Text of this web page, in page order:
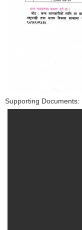
Supporting Documents: